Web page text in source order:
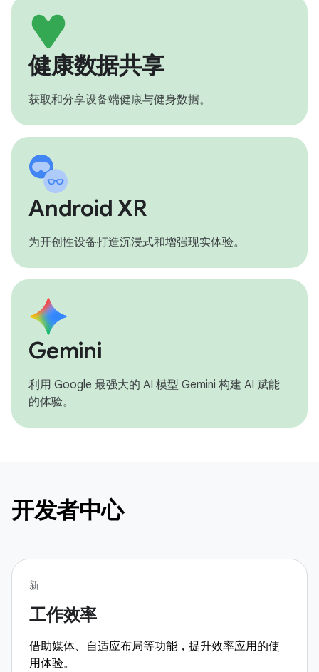
健康数据共享
获取和分享设备端健康与健身数据。
Android XR
为开创性设备打造沉浸式和增强现实体验。
Gemini
利用 Google 最强大的 AI 模型 Gemini 构建 AI 赋能
的体验。
开发者中心
新
工作效率
借助媒体、自适应布局等功能，提升效率应用的使
用体验。